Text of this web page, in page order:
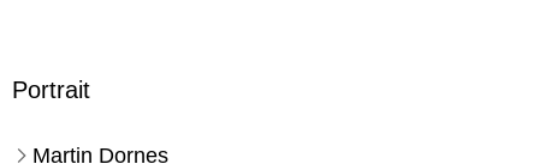
Portrait
Martin Dornes